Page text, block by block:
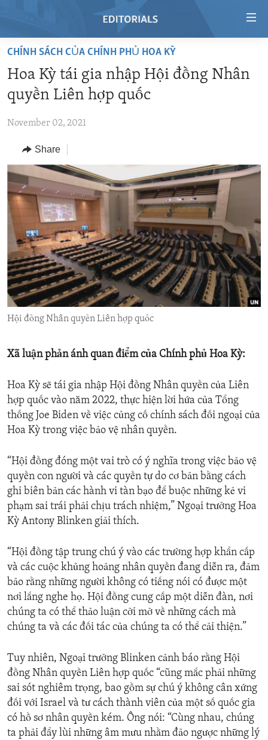
Skip
main
content
Skip
to
Navigation
Skip
to
Search
VIDEO
RADIO
REGIONS
AFRICA
AMERICAS
ASIA
EUROPE
MIDDLE EAST
TOPICS
HUMAN RIGHTS
SECURITY AND DEFENSE
AID AND DEVELOPMENT
DEMOCRACY AND GOVERNANCE
ECONOMY AND TRADE
ENVIRONMENT AND HEALTH
IDEALS AND INSTITUTIONS
ARCHIVE
ABOUT US
FOLLOW US
CHÍNH SÁCH CỦA CHÍNH PHỦ HOA KỲ
Hoa Kỳ tái gia nhập Hội đồng Nhân
quyền Liên hợp quốc
November 02, 2021
Share
Hội đồng Nhân quyền Liên hợp quốc
Xã luận phản ánh quan điểm của Chính phủ Hoa Kỳ:
Hoa Kỳ sẽ tái gia nhập Hội đồng Nhân quyền của Liên
hợp quốc vào năm 2022, thực hiện lời hứa của Tổng
thống Joe Biden về việc củng cố chính sách đối ngoại của
Hoa Kỳ trong việc bảo vệ nhân quyền.
“Hội đồng đóng một vai trò có ý nghĩa trong việc bảo vệ
quyền con người và các quyền tự do cơ bản bằng cách
ghi biên bản các hành vi tàn bạo để buộc những kẻ vi
phạm sai trái phải chịu trách nhiệm,” Ngoại trưởng Hoa
Kỳ Antony Blinken giải thích.
“Hội đồng tập trung chú ý vào các trường hợp khẩn cấp
và các cuộc khủng hoảng nhân quyền đang diễn ra, đảm
bảo rằng những người không có tiếng nói có được một
nơi lắng nghe họ. Hội đồng cung cấp một diễn đàn, nơi
chúng ta có thể thảo luận cởi mở về những cách mà
chúng ta và các đối tác của chúng ta có thể cải thiện.”
Tuy nhiên, Ngoại trưởng Blinken cảnh báo rằng Hội
đồng Nhân quyền Liên hợp quốc “cũng mắc phải những
sai sót nghiêm trọng, bao gồm sự chú ý không cân xứng
đối với Israel và tư cách thành viên của một số quốc gia
có hồ sơ nhân quyền kém. Ông nói: “Cùng nhau, chúng
ta phải đẩy lùi những âm mưu nhằm đảo ngược những lý